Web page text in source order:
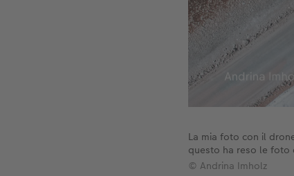
La mia foto con il
questo ha reso le foto
© Andrina Imholz